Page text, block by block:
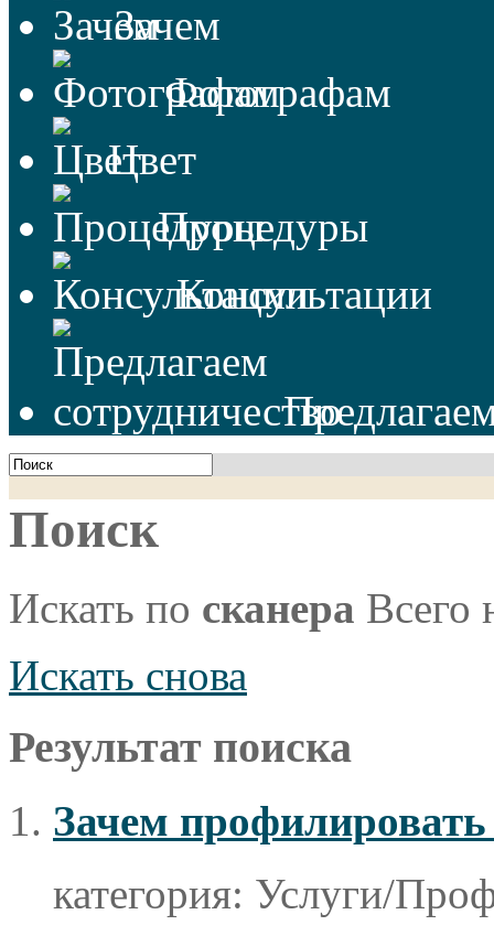
Зачем
Фотографам
Цвет
Процедуры
Консультации
Поиск
Искать по сканера Всего
Искать снова
Результат поиска
Зачем профилировать
категория: Услуги/